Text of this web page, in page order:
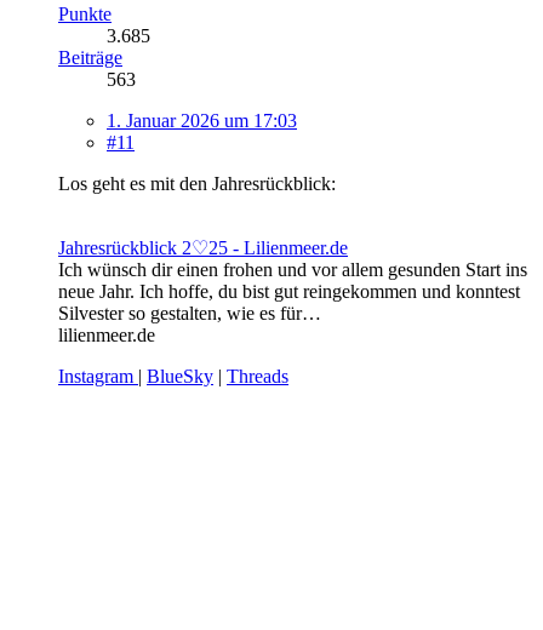
Punkte
3.685
Beiträge
563
1. Januar 2026 um 17:03
#11
Los geht es mit den Jahresrückblick:
Jahresrückblick 2♡25 - Lilienmeer.de
Ich wünsch dir einen frohen und vor allem gesunden Start ins
neue Jahr. Ich hoffe, du bist gut reingekommen und konntest
Silvester so gestalten, wie es für…
lilienmeer.de
Instagram | BlueSky | Threads